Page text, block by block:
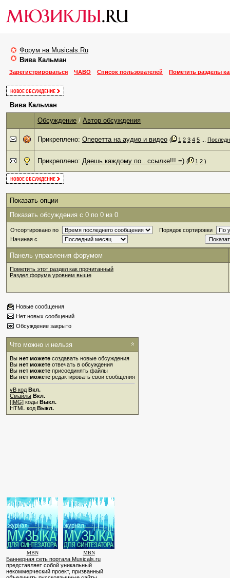
Форум на Musicals.Ru
Вива Кальман
Зарегистрироваться ЧАВО Список пользователей Пометить разделы
Вива Кальман
Обсуждение / Автор обсуждения
Прикреплено: Оперетта на аудио и видео ( 1 2 3 4 5
Прикреплено: Даешь каждому по.. ссылке!!! =) ( 1 2 )
Показать опции
Показать обсуждения с 0 по 0 из 0
Отсортировано по
Порядок сортировки
Начиная с
Панель управления форумом
Пометить этот раздел как прочитанный
Раздел форума уровнем выше
Новые сообщения
Нет новых сообщений
Обсуждение закрыто
Что можно и нельзя
Вы нет можете создавать новые обсуждения
Вы нет можете отвечать в обсуждения
Вы нет можете присоединять файлы
Вы нет можете редактировать свои сообщения
vB код Вкл.
Смайлы Вкл.
[IMG] коды Выкл.
HTML код Выкл.
MBN MBN
Баннерная сеть портала Musicals.ru
представляет собой уникальный
некоммерческий проект, призванный